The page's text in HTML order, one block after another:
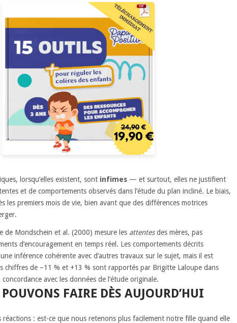
lorsqu’elles existent, sont infimes — et surtout, elles ne justifient
et de comportements observés dans l’étude du plan incliné. Le biais,
les premiers mois de vie, bien avant que des différences motrices
de Mondschein et al. (2000) mesure les attentesdes mères, pas
d’encouragement en temps réel. Les comportements décrits
inférence cohérente avec d’autres travaux sur le sujet, mais il est
chiffres de −11 % et +13 % sont rapportés par Brigitte Laloupe dans
concordance avec les données de l’étude originale.
FAIRE DÈS AUJOURD’HUI
réactions : est-ce que nous retenons plus facilement notre fille quand elle